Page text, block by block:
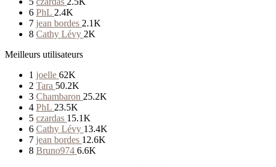
6 PhL 2.4K
7 jean bordes 2.1K
8 Cathy Lévy 2K
Meilleurs utilisateurs
1 joelle 62K
2 Tara 50.2K
3 Chambaron 25.2K
4 PhL 23.5K
5 czardas 15.1K
6 Cathy Lévy 13.4K
7 jean bordes 12.6K
8 Bruno974 6.6K